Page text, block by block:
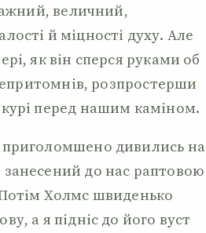
величний,
й міцності духу. Але
як він сперся руками об
розпростерши
перед нашим каміном.
приголомшено дивились на
до нас раптовою
Холмс швиденько
а я підніс до його вуст